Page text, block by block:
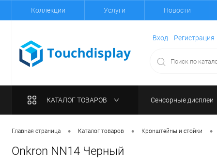
Коллекции Услуги Новости
Вход Регистрация
КАТАЛОГ ТОВАРОВ Сенсорные дисплеи
Главная страница • Каталог товаров • Кронштейны и стойки •
Onkron NN14 Черный